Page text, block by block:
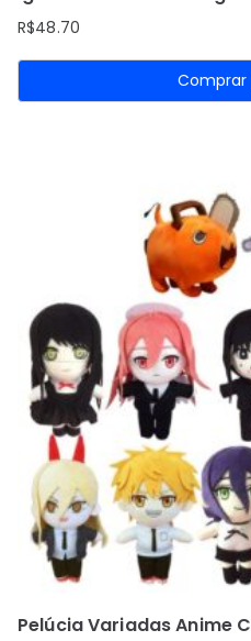
R$48.70
Pelúcia Variadas Anime